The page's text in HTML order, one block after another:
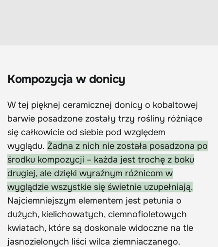
Kompozycja w donicy
W tej pięknej ceramicznej donicy o kobaltowej
barwie posadzone zostały trzy rośliny różniące
się całkowicie od siebie pod względem
wyglądu. Żadna z nich nie została posadzona po
środku kompozycji – każda jest trochę z boku
drugiej, ale dzięki wyraźnym różnicom w
wyglądzie wszystkie się świetnie uzupełniają.
Najciemniejszym elementem jest petunia o
dużych, kielichowatych, ciemnofioletowych
kwiatach, które są doskonale widoczne na tle
jasnozielonych liści wilca ziemniaczanego.